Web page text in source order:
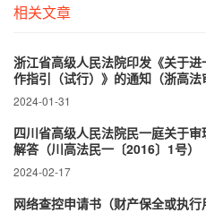
相关文章
浙江省高级人民法院印发《关于
作指引（试行）》的通知（浙高法
2024-01-31
四川省高级人民法院民一庭关于
解答（川高法民一〔2016〕1号）
2024-02-17
网络查控申请书（财产保全或执行